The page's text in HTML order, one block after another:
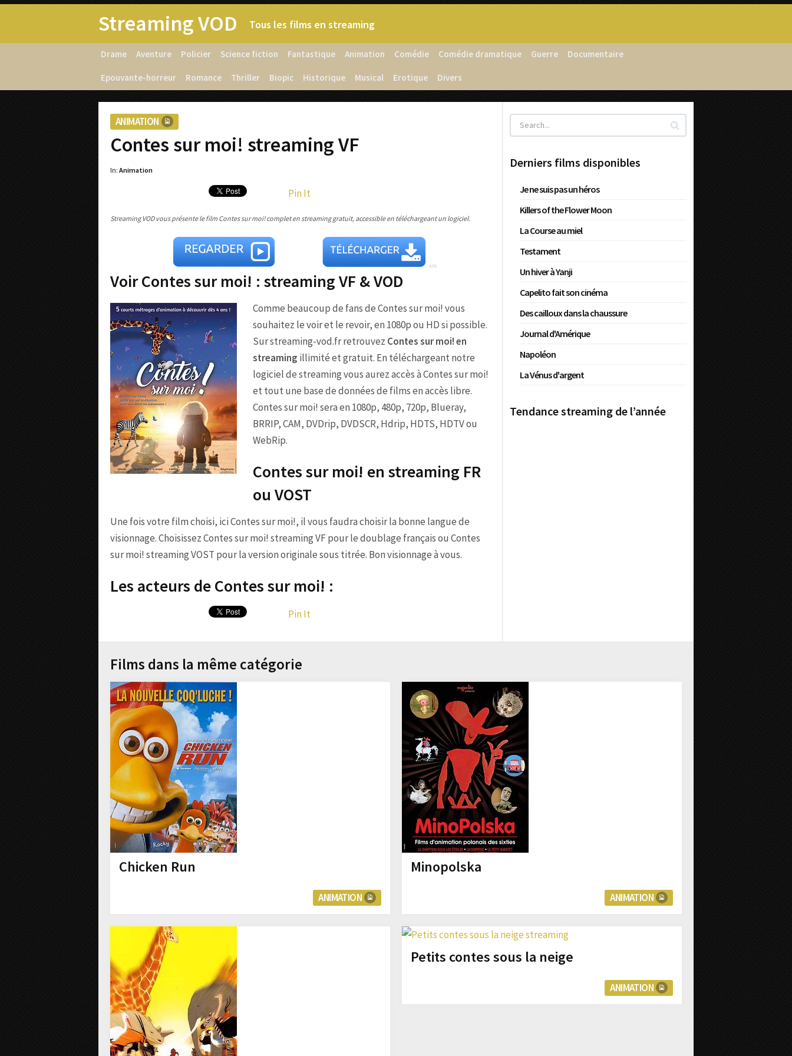
Streaming VOD Tous les films en streaming
Drame Aventure Policier Science fiction Fantastique Animation Comédie Comédie dramatique Guerre Documentaire
Epouvante-horreur Romance Thriller Biopic Historique Musical Erotique Divers
ANIMATION
Contes sur moi! streaming VF
In: Animation
Pin It
Streaming VOD vous présente le film Contes sur moi! complet en streaming gratuit, accessible en téléchargeant un logiciel.
Voir Contes sur moi! : streaming VF & VOD
Comme beaucoup de fans de Contes sur moi! vous
souhaitez le voir et le revoir, en 1080p ou HD si possible.
Sur streaming-vod.fr retrouvez Contes sur moi! en
streaming illimité et gratuit. En téléchargeant notre
logiciel de streaming vous aurez accès à Contes sur moi!
et tout une base de données de films en accès libre.
Contes sur moi! sera en 1080p, 480p, 720p, Blueray,
BRRIP, CAM, DVDrip, DVDSCR, Hdrip, HDTS, HDTV ou
WebRip.
Contes sur moi! en streaming FR
ou VOST
Une fois votre film choisi, ici Contes sur moi!, il vous faudra choisir la bonne langue de
visionnage. Choisissez Contes sur moi! streaming VF pour le doublage français ou Contes
sur moi! streaming VOST pour la version originale sous titrée. Bon visionnage à vous.
Les acteurs de Contes sur moi! :
Pin It
Derniers films disponibles
Je ne suis pas un héros
Killers of the Flower Moon
La Course au miel
Testament
Un hiver à Yanji
Capelito fait son cinéma
Des cailloux dans la chaussure
Journal d'Amérique
Napoléon
La Vénus d'argent
Tendance streaming de l’année
Films dans la même catégorie
Chicken Run
ANIMATION
Minopolska
ANIMATION
Petits contes sous la neige
ANIMATION